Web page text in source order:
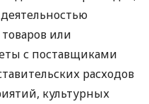
или
с поставщиками
расходов
культурных